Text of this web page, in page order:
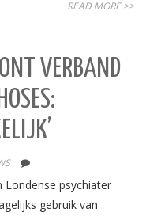
READ MORE >>
VERBAND
Londense psychiater
gebruik van